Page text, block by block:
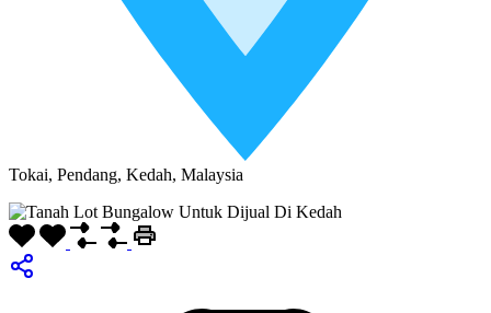
Tokai, Pendang, Kedah, Malaysia